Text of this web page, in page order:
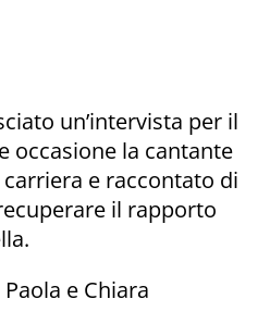
un’intervista per il
occasione la cantante
e raccontato di
il rapporto
e Chiara